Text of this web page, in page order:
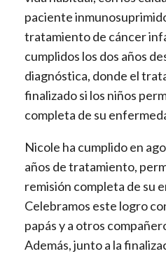
paciente
tratamiento de cáncer
cumplidos los dos años
diagnóstica, donde el
finalizado si los niños
completa de su
Nicole ha cumplido en
años de tratamiento,
remisión completa de su
Celebramos este logro
papás y a otros
Además, junto a la